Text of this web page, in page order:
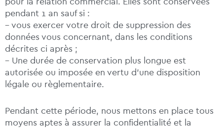
pendant 1 an sauf si :
– vous exercer votre droit de suppression des
données vous concernant, dans les conditions
décrites ci après ;
– Une durée de conservation plus longue est
autorisée ou imposée en vertu d’une disposition
légale ou règlementaire.
Pendant cette période, nous mettons en place tous
moyens aptes à assurer la confidentialité et la